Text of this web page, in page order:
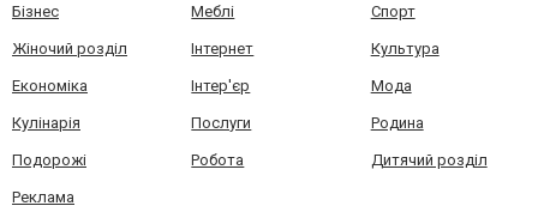
Бізнес Меблі Спорт
Жіночий розділ Інтернет Культура
Економіка Інтер'єр Мода
Кулінарія Послуги Родина
Подорожі Робота Дитячий розділ
Реклама